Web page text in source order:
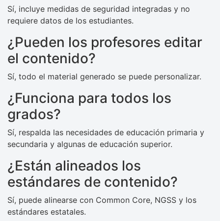
Sí, incluye medidas de seguridad integradas y no
requiere datos de los estudiantes.
¿Pueden los profesores editar
el contenido?
Sí, todo el material generado se puede personalizar.
¿Funciona para todos los
grados?
Sí, respalda las necesidades de educación primaria y
secundaria y algunas de educación superior.
¿Están alineados los
estándares de contenido?
Sí, puede alinearse con Common Core, NGSS y los
estándares estatales.